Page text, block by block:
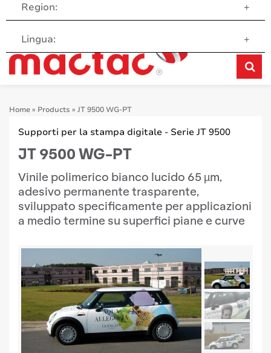
Region: +
Lingua: +
Servizio clienti
Home» Products » JT 9500 WG-PT
Supporti per la stampa digitale - Serie JT 9500
JT 9500 WG-PT
Vinile polimerico bianco lucido 65 µm,
adesivo permanente trasparente,
sviluppato specificamente per applicazioni
a medio termine su superfici piane e curve